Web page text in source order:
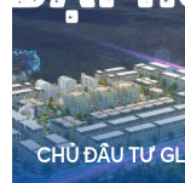
CHỦ ĐẦU TƯ GLEXIMCO TỔ CHỨ LỄ "KICK